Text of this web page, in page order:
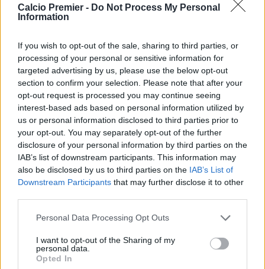
Calcio Premier - Do Not Process My Personal
Information
If you wish to opt-out of the sale, sharing to third parties, or
processing of your personal or sensitive information for
targeted advertising by us, please use the below opt-out
section to confirm your selection. Please note that after your
opt-out request is processed you may continue seeing
interest-based ads based on personal information utilized by
us or personal information disclosed to third parties prior to
your opt-out. You may separately opt-out of the further
disclosure of your personal information by third parties on the
IAB’s list of downstream participants. This information may
also be disclosed by us to third parties on the IAB’s List of
Downstream Participants that may further disclose it to other
Personal Data Processing Opt Outs
I want to opt-out of the Sharing of my
personal data.
Opted In
L’ultima giornata di Premier Leagueha un sapore
nostalgico, dato che tutte le gare
inglese, una tradizione vera e propria. Altri campionati
invece preferiscono spalmare il proprio calendario, come
la Serie A. In Premier invece no, e questo ha prodotto dei
finali iconici, come il gol diAgueronel 2012 nei minuti di
recupero. Gol che è valso il titolo al City di Mancini, e che
è diventato un instant classic. Ma perchè la Premier ha
scelto questa soluzione?
The Final Day will decide the fight for Premier
League safety 😯pic.twitter.com/36OSslgEgj
— Premier League (@premierleague)May 24, 2026
La spiegazione
Ce lo spiega propria la Premier stessa, con questo
comunicato: “Questo viene fatto per preservare l’integrità
della competizione